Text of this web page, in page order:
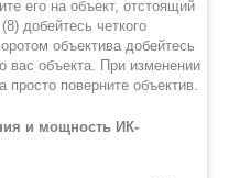
его на объект, отстоящий
добейтесь четкого
объектива добейтесь
вас объекта. При изменении
поверните объектив.
и мощность ИК-